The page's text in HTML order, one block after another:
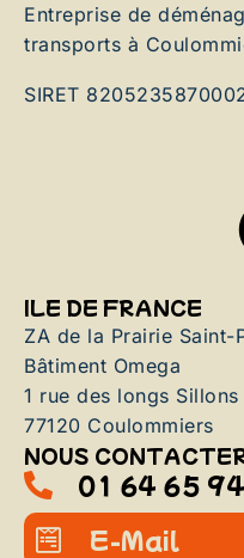
Entreprise de
transports à
SIRET
ILE DE FRANCE
ZA de la Prairie Saint-
Bâtiment Omega
1 rue des longs Sillons
77120 Coulommiers
NOUS
01 64 65
E-Mail